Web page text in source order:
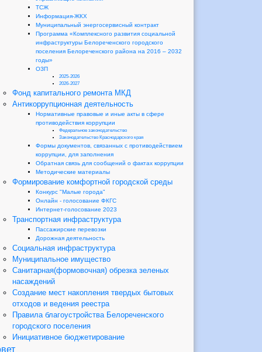
ТСЖ
Информация-ЖКХ
Муниципальный энергосервисный контракт
Программа «Комплексного развития социальной
инфраструктуры Белореченского городского
поселения Белореченского района на 2016 – 2032
годы»
ОЗП
2025-2026
2026-2027
Фонд капитального ремонта МКД
Антикоррупционная деятельность
Нормативные правовые и иные акты в сфере
противодействия коррупции
Федеральное законодательство
Законодательство Краснодарского края
Формы документов, связанных с противодействием
коррупции, для заполнения
Обратная связь для сообщений о фактах коррупции
Методические материалы
Формирование комфортной городской среды
Конкурс "Малые города"
Онлайн - голосование ФКГС
Интернет-голосование 2023
Транспортная инфраструктура
Пассажирские перевозки
Дорожная деятельность
Социальная инфраструктура
Муниципальное имущество
Санитарная(формовочная) обрезка зеленых
насаждений
Создание мест накопления твердых бытовых
отходов и ведения реестра
Правила благоустройства Белореченского
городского поселения
Инициативное бюджетирование